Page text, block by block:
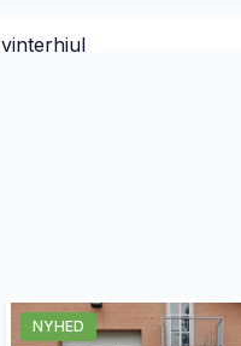
vinterhjul
NYHED